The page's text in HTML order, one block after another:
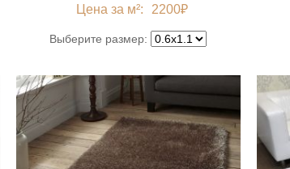
Цена за м²:
2200₽
Выберите размер: